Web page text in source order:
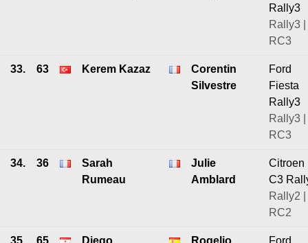
Rally3
Rally3 |
RC3
33. 63 Kerem Kazaz
Corentin
Silvestre
Ford
Fiesta
Rally3
Rally3 |
RC3
34. 36
Sarah
Rumeau
Julie
Amblard
Citroen
C3
Rally2 |
RC2
35. 65 Diego Rogelio Ford